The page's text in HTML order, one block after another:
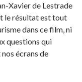
Xavier de Lestrade
le résultat est tout
dans ce film, ni
questions qui
écrans de